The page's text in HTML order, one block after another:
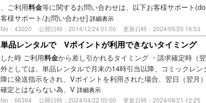
、ご利用料金等に関するお問い合わせは、以下お客様サポート
客様サポート/お問い合わせ] 詳細表示
No：43020 公開日時：2014/12/24 01:00 更新日時：2024/05/20 16:53
単品レンタルで Vポイントが利用できないタイミング
した時 ご利用料金から差し引かれるタイミング ・請求確定時（
外としては、単品レンタルで月末の14時引当以降、コミックレン
降に発送指示をされ、Vポイントを利用された場合、翌日（翌月
確定とはならない為、V 詳細表示
No：66394 公開日時：2024/04/22 00:00 更新日時：2024/08/21 12:25